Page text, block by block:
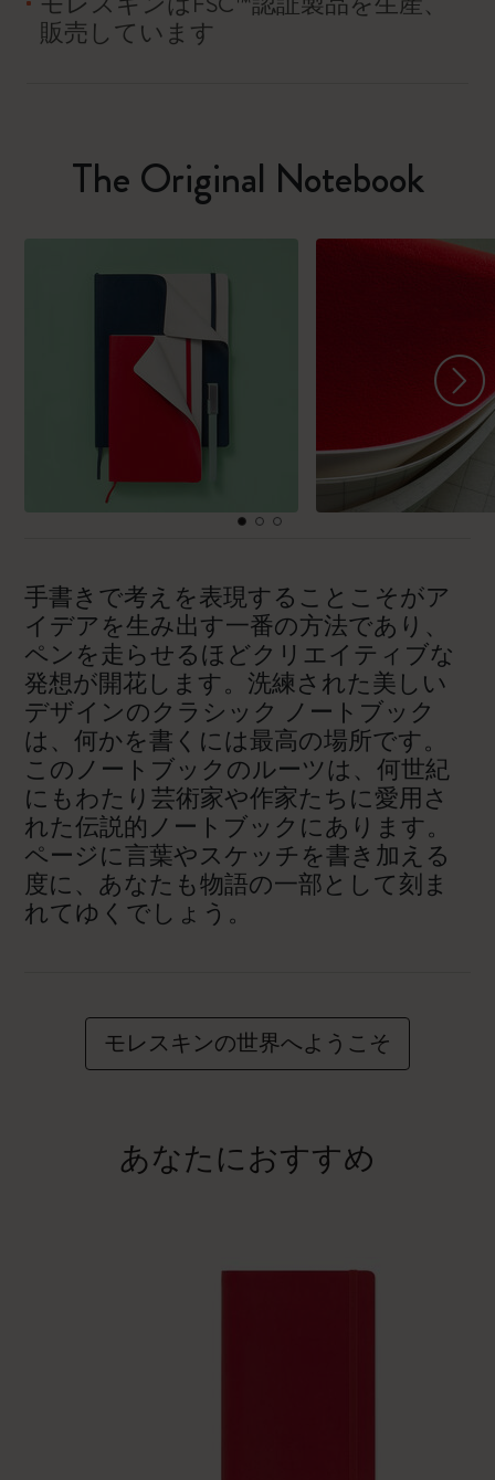
販売しています
The Original Notebook
手書きで考えを表現することこそがア
イデアを生み出す一番の方法であり、
ペンを走らせるほどクリエイティブな
発想が開花します。洗練された美しい
デザインのクラシック ノートブック
は、何かを書くには最高の場所です。
このノートブックのルーツは、何世紀
にもわたり芸術家や作家たちに愛用さ
れた伝説的ノートブックにあります。
ページに言葉やスケッチを書き加える
度に、あなたも物語の一部として刻ま
れてゆくでしょう。
モレスキンの世界へようこそ
あなたにおすすめ